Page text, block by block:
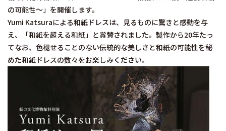
の可能性～」を開催します。
Yumi Katsuraによる和紙ドレスは、見るものに驚きと感動を与
え、「和紙を超える和紙」と賞賛されました。製作から20年たっ
てなお、色褪せることのない伝統的な美しさと和紙の可能性を秘
めた和紙ドレスの数々をお楽しみください。